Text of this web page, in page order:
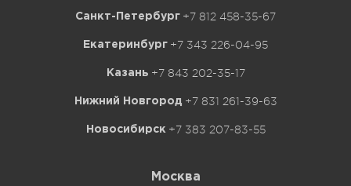
Санкт-Петербург +7 812 458-35-67
Екатеринбург +7 343 226-04-95
Казань +7 843 202-35-17
Нижний Новгород +7 831 261-39-63
Новосибирск +7 383 207-83-55
Москва